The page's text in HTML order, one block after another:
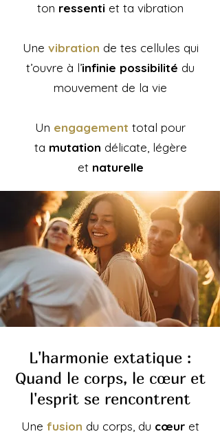
ton ressenti et ta vibration
Une vibration de tes cellules qui
t’ouvre à l’infinie possibilité du
mouvement de la vie
Un engagement total pour
ta mutation délicate, légère
et naturelle
L'harmonie extatique :
Quand le corps, le cœur et
l'esprit se rencontrent
Une fusion du corps, du cœur et